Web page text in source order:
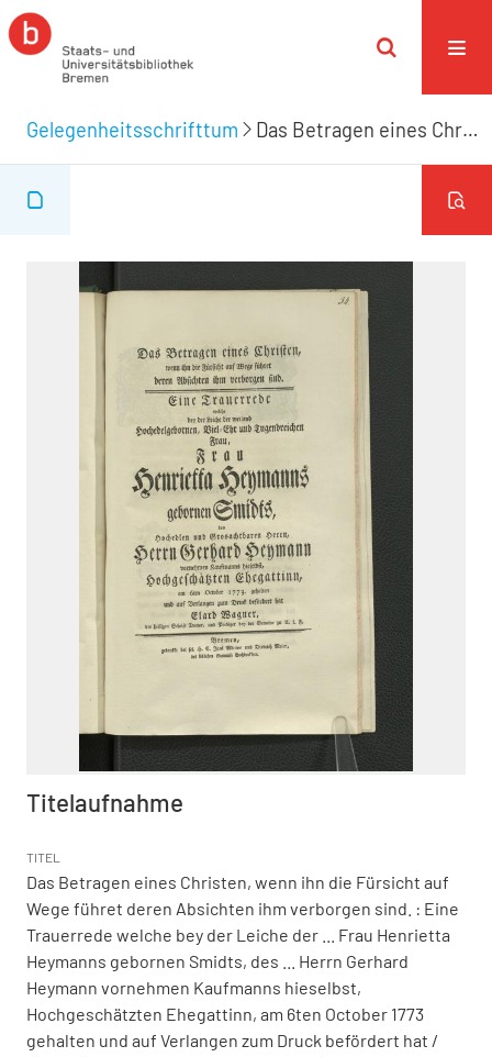
Gelegenheitsschrifttum Das Betragen eines Christen, wenn ihn die Fürsicht auf Wege führet deren Absichten ihm verborgen sind.
Titelaufnahme
TITEL
Das Betragen eines Christen, wenn ihn die Fürsicht auf
Wege führet deren Absichten ihm verborgen sind. : Eine
Trauerrede welche bey der Leiche der ... Frau Henrietta
Heymanns gebornen Smidts, des ... Herrn Gerhard
Heymann vornehmen Kaufmanns hieselbst,
Hochgeschätzten Ehegattinn, am 6ten October 1773
gehalten und auf Verlangen zum Druck befördert hat /